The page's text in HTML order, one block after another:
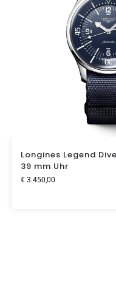
Longines Legend
39 mm Uhr
€3.450,00